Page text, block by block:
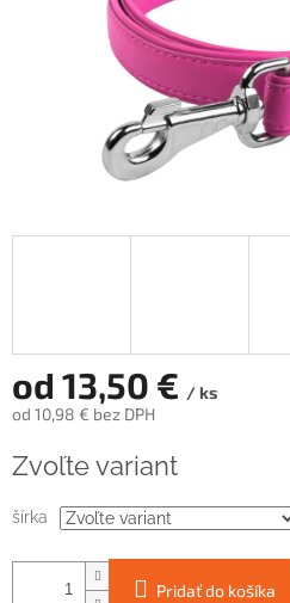
od 13,50 € / ks
od 10,98 € bez DPH
cena:
Zvoľte variant
šírka
Pridať do košíka